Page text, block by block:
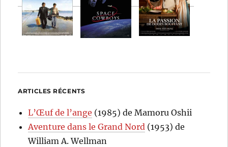
ARTICLES RÉCENTS
L’Œuf de l’ange (1985) de Mamoru Oshii
Aventure dans le Grand Nord (1953) de
William A. Wellman